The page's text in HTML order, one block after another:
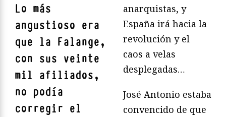
Lo más
angustioso era
que la Falange,
con sus veinte
mil afiliados,
no podía
corregir el
anarquistas, y
España irá hacia la
revolución y el
caos a velas
desplegadas…
José Antonio estaba
convencido de que